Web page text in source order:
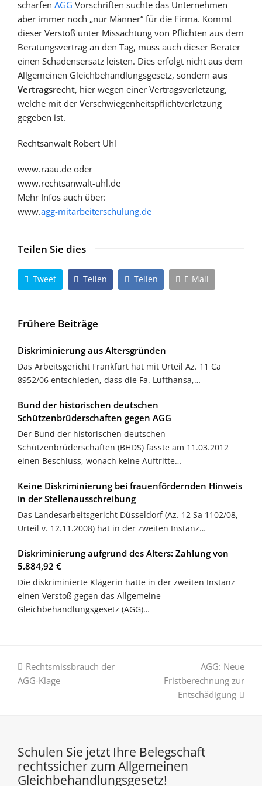
scharfen AGG Vorschriften suchte das Unternehmen
aber immer noch „nur Männer“ für die Firma. Kommt
dieser Verstoß unter Missachtung von Pflichten aus dem
Beratungsvertrag an den Tag, muss auch dieser Berater
einen Schadensersatz leisten. Dies erfolgt nicht aus dem
Allgemeinen Gleichbehandlungsgesetz, sondern aus
Vertragsrecht, hier wegen einer Vertragsverletzung,
welche mit der Verschwiegenheitspflichtverletzung
gegeben ist.
Rechtsanwalt Robert Uhl
www.raau.de oder
www.rechtsanwalt-uhl.de
Mehr Infos auch über:
www.agg-mitarbeiterschulung.de
Teilen Sie dies
Tweet Teilen Teilen E-Mail
Frühere Beiträge
Diskriminierung aus Altersgründen
Das Arbeitsgericht Frankfurt hat mit Urteil Az. 11 Ca
8952/06 entschieden, dass die Fa. Lufthansa,…
Bund der historischen deutschen
Schützenbrüderschaften gegen AGG
Der Bund der historischen deutschen
Schützenbrüderschaften (BHDS) fasste am 11.03.2012
einen Beschluss, wonach keine Auftritte…
Keine Diskriminierung bei frauenfördernden Hinweis
in der Stellenausschreibung
Das Landesarbeitsgericht Düsseldorf (Az. 12 Sa 1102/08,
Urteil v. 12.11.2008) hat in der zweiten Instanz…
Diskriminierung aufgrund des Alters: Zahlung von
5.884,92 €
Die diskriminierte Klägerin hatte in der zweiten Instanz
einen Verstoß gegen das Allgemeine
Gleichbehandlungsgesetz (AGG)…
vorheriger
Beitrag:
Rechtsmissbrauch der
AGG-Klage
Nächster
Beitrag:
AGG: Neue
Fristberechnung zur
Entschädigung
Schulen Sie jetzt Ihre Belegschaft
rechtssicher zum Allgemeinen
Gleichbehandlungsgesetz!